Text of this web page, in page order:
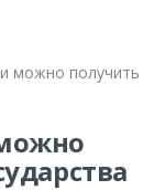
можно получить